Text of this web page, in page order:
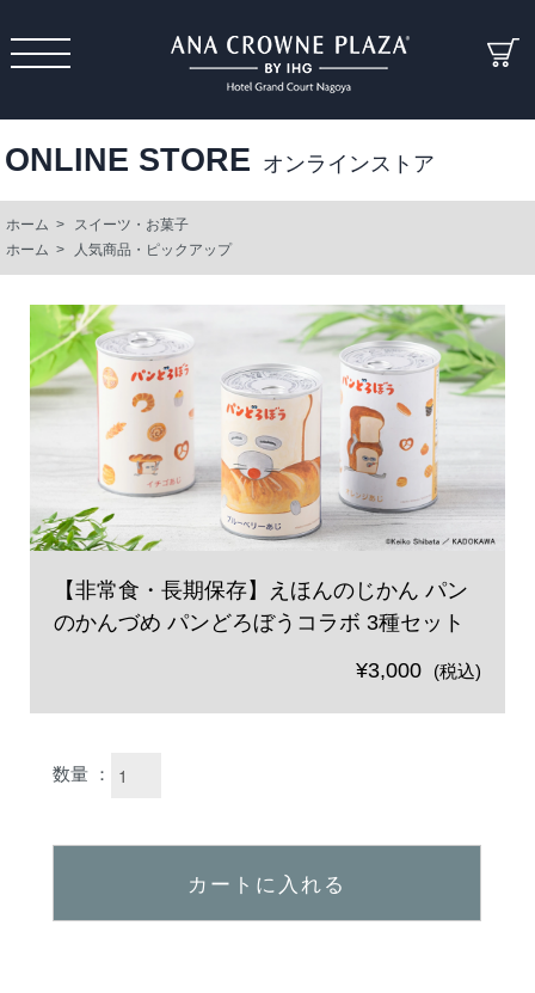
ONLINE STORE オンラインストア
ホーム >
スイーツ・お菓子
ホーム > 人気商品・ピックアップ
【非常食・長期保存】えほんのじかん パン
のかんづめ パンどろぼうコラボ 3種セット
¥3,000
(税込)
数量 ：
カートに入れる